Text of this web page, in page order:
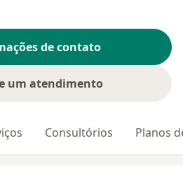
de contato
um atendimento
Consultórios Planos